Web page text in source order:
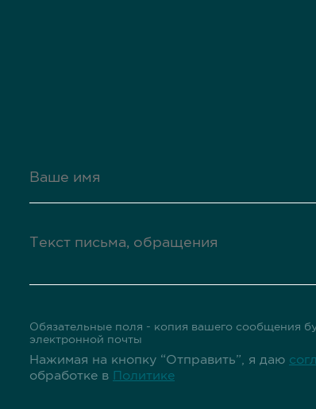
Обязательные поля - копия вашего сообщения
электронной почты
Нажимая на кнопку “Отправить”, я даю
обработке в
Политике